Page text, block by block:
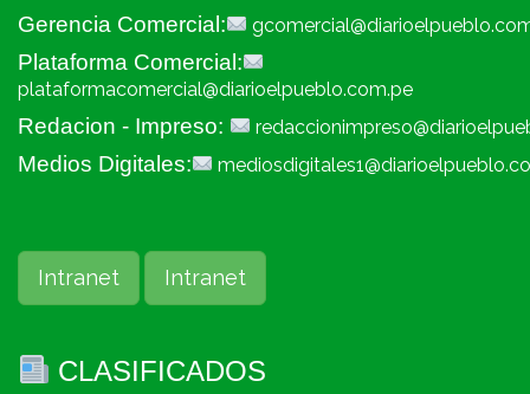
Gerencia Comercial:
Plataforma Comercial:
plataformacomercial@diarioelpueblo.com.pe
Redacion - Impreso:
Medios Digitales:
Intranet Intranet
CLASIFICADOS